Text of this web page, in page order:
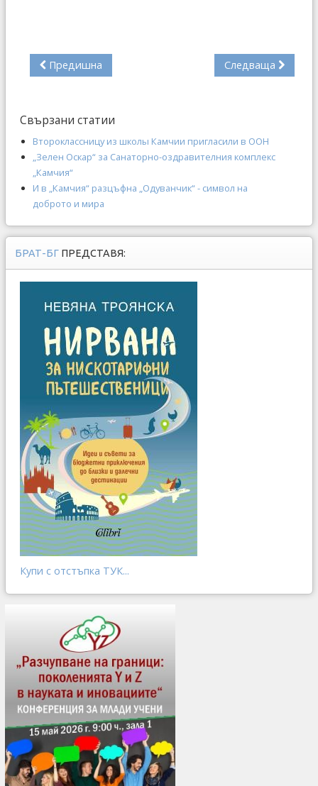
Предишна Следваща
Свързани статии
Второклассницу из школы Камчии пригласили в ООН
„Зелен Оскар“ за Санаторно-оздравителния комплекс
„Камчия“
И в „Камчия“ разцъфна „Одуванчик“ - символ на
доброто и мира
БРАТ-БГ ПРЕДСТАВЯ:
Купи с отстъпка ТУК...